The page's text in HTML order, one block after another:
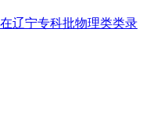
辽宁专科批物理类类录